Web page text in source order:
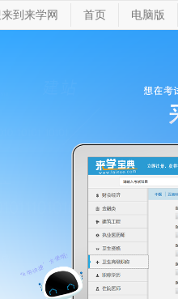
到来学网 首页 电脑版